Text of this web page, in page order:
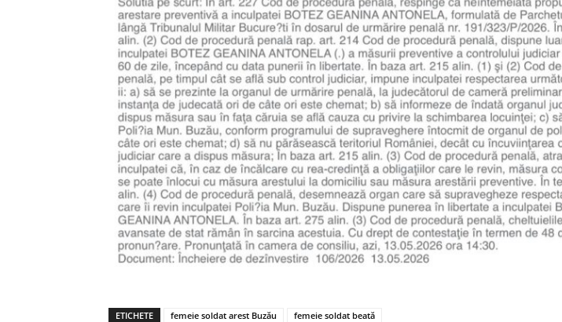
ETICHETE femeie soldat arest Buzău femeie soldat beată